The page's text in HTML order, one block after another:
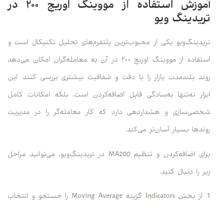
آموزش استفاده از مووینگ اوریج ۲۰۰ در
تریدینگ ویو
تریدینگ‌ویو یکی از محبوب‌ترین پلتفرم‌های تحلیل تکنیکال است و
استفاده از مووینگ اوریج ۲۰۰ در آن به معامله‌گران امکان می‌دهد
روند بلندمدت بازار را با دقت و شفافیت بیشتری بررسی کنند. این
ابزار نه‌تنها به‌سادگی قابل اضافه‌کردن است، بلکه امکانات کامل
شخصی‌سازی و هشداردهی دارد که کار معامله‌گر را در مدیریت
روندها بسیار آسان‌تر می‌کند.
برای اضافه‌کردن و تنظیم MA200 در تریدینگ‌ویو، می‌توانید مراحل
زیر را دنبال کنید:
1. از بخش Indicators گزینه Moving Average را جستجو و انتخاب